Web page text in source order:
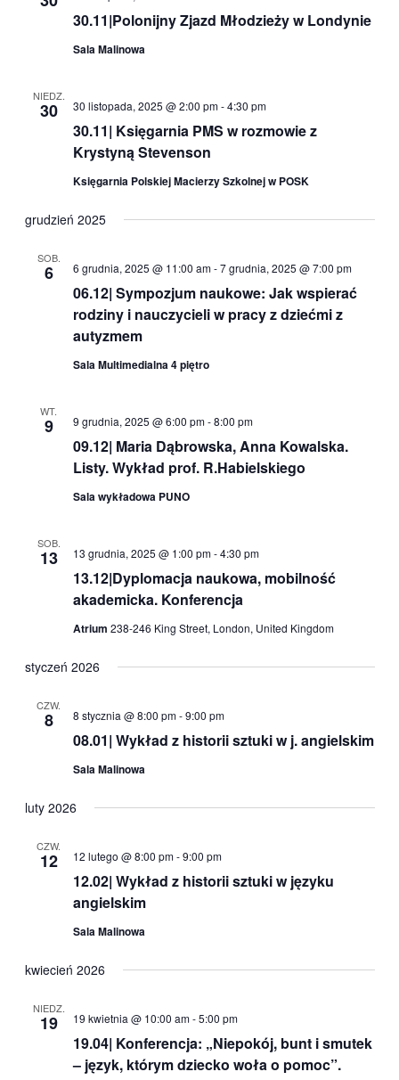
30.11|Polonijny Zjazd Młodzieży w Londynie
Sala Malinowa
NIEDZ.
30
30.11| Księgarnia PMS w rozmowie z
Krystyną Stevenson
30 listopada, 2025 @ 2:00 pm-4:30 pm
Księgarnia Polskiej Macierzy Szkolnej w POSK
grudzień 2025
SOB.
6
06.12| Sympozjum naukowe: Jak wspierać
rodziny i nauczycieli w pracy z dziećmi z
autyzmem
6 grudnia, 2025 @ 11:00 am-7 grudnia, 2025 @ 7:00 pm
Sala Multimedialna 4 piętro
WT.
9
09.12| Maria Dąbrowska, Anna Kowalska.
Listy. Wykład prof. R.Habielskiego
9 grudnia, 2025 @ 6:00 pm-8:00 pm
Sala wykładowa PUNO
SOB.
13
13.12|Dyplomacja naukowa, mobilność
akademicka. Konferencja
13 grudnia, 2025 @ 1:00 pm-4:30 pm
Atrium 238-246 King Street, London, United Kingdom
styczeń 2026
CZW.
8
08.01| Wykład z historii sztuki w j. angielskim
8 stycznia @ 8:00 pm-9:00 pm
Sala Malinowa
luty 2026
CZW.
12
12.02| Wykład z historii sztuki w języku
angielskim
12 lutego @ 8:00 pm-9:00 pm
Sala Malinowa
kwiecień 2026
NIEDZ.
19
19.04| Konferencja: „Niepokój, bunt i smutek
– język, którym dziecko woła o pomoc”.
19 kwietnia @ 10:00 am-5:00 pm